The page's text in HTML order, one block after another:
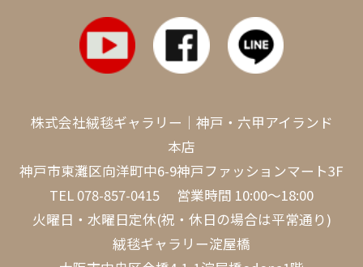
株式会社絨毯ギャラリー｜神戸・六甲アイランド
本店
神戸市東灘区向洋町中6-9神戸ファッションマート3F
TEL 078-857-0415 営業時間 10:00～18:00
火曜日・水曜日定休(祝・休日の場合は平常通り)
絨毯ギャラリー淀屋橋